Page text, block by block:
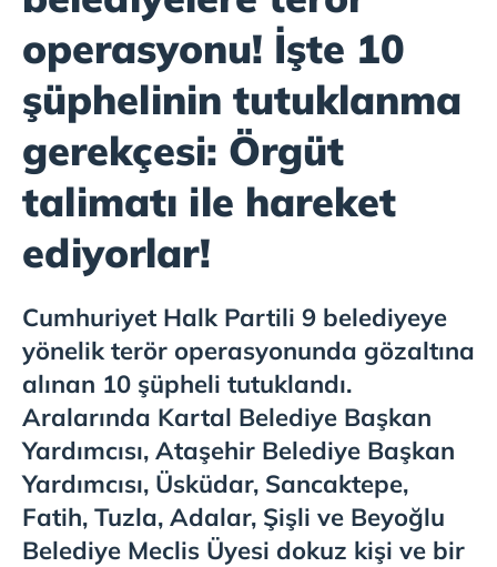
operasyonu! İşte 10
şüphelinin tutuklanma
gerekçesi: Örgüt
talimatı ile hareket
ediyorlar!
Cumhuriyet Halk Partili 9 belediyeye
yönelik terör operasyonunda gözaltına
alınan 10 şüpheli tutuklandı.
Aralarında Kartal Belediye Başkan
Yardımcısı, Ataşehir Belediye Başkan
Yardımcısı, Üsküdar, Sancaktepe,
Fatih, Tuzla, Adalar, Şişli ve Beyoğlu
Belediye Meclis Üyesi dokuz kişi ve bir